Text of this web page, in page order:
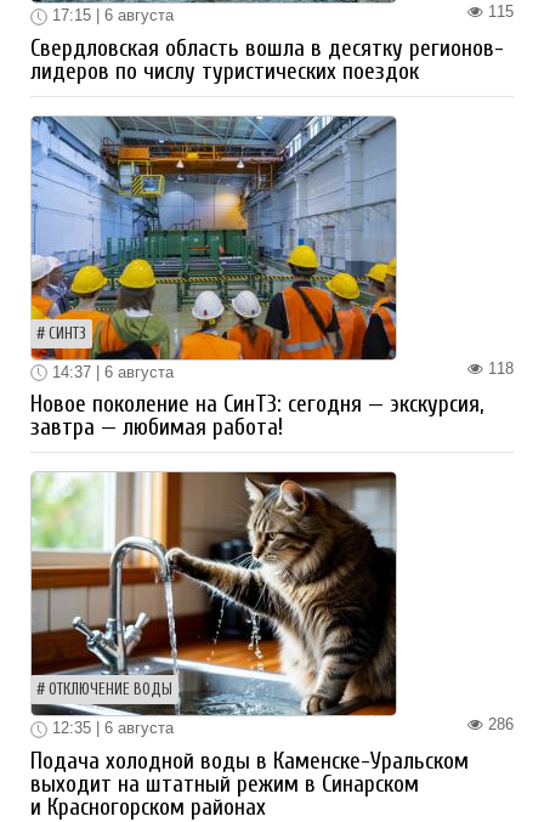
115
17:15 | 6 августа
Свердловская область вошла в десятку регионов-
лидеров по числу туристических поездок
СИНТЗ
118
14:37 | 6 августа
Новое поколение на СинТЗ: сегодня — экскурсия,
завтра — любимая работа!
ОТКЛЮЧЕНИЕ ВОДЫ
286
12:35 | 6 августа
Подача холодной воды в Каменске-Уральском
выходит на штатный режим в Синарском
и Красногорском районах